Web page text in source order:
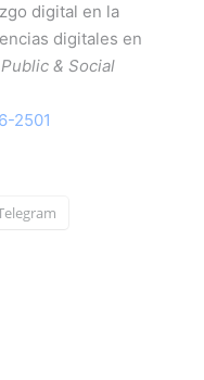
digital en la
digitales en
& Social
2501